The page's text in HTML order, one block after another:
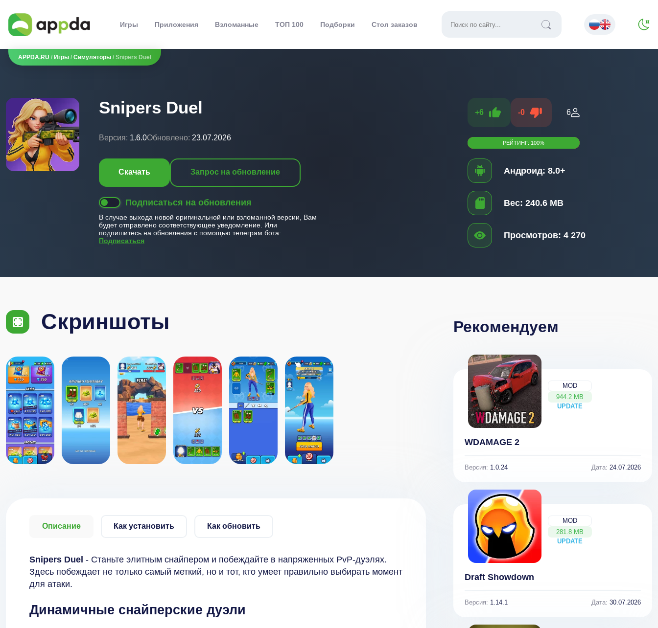
Игры Приложения Взломанные ТОП 100 Подборки Стол заказов
APPDA.RU / Игры / Симуляторы / Snipers Duel
Snipers Duel
Версия: 1.6.0Обновлено: 23.07.2026
Скачать Запрос на обновление
Подписаться на обновления
В случае выхода новой оригинальной или взломанной версии, Вам
будет отправлено соответствующее уведомление. Или
подпишитесь на обновления с помощью телеграм бота:
Подписаться
+6 -0 6
РЕЙТИНГ: 100%
Андроид: 8.0+
Вес: 240.6 MB
Просмотров: 4 270
Скриншоты
Описание Как установить Как обновить
Snipers Duel - Станьте элитным снайпером и побеждайте в напряженных PvP-дуэлях.
Здесь побеждает не только самый меткий, но и тот, кто умеет правильно выбирать момент
для атаки.
Динамичные снайперские дуэли
Рекомендуем
MOD
944.2 MB
UPDATE
NEW
WDAMAGE 2
Версия: 1.0.24 Дата: 24.07.2026
MOD
281.8 MB
UPDATE
NEW
Draft Showdown
Версия: 1.14.1 Дата: 30.07.2026